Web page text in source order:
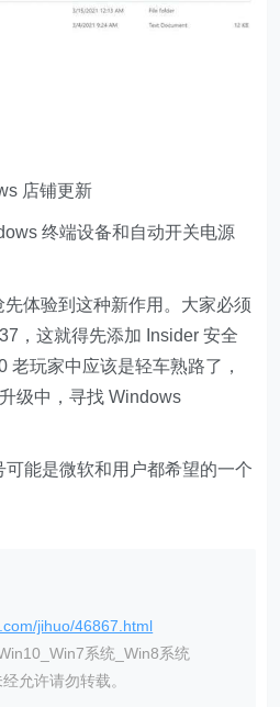
店铺更新
终端设备和自动开关电源
体验到这种新作用。大家必须
，这就得先添加 Insider 安全
老玩家中应该是轻车熟路了，
级中，寻找 Windows
能是微软和用户都希望的一个
jihuo/46867.html
系统_Win8系统
允许请勿转载。